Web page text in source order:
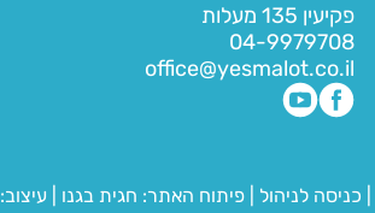
פקיעין 135 מעלות
04-9979708
office@yesmalot.co.il
כניסה לניהול פיתוח האתר: חגית בגנו עיצוב: